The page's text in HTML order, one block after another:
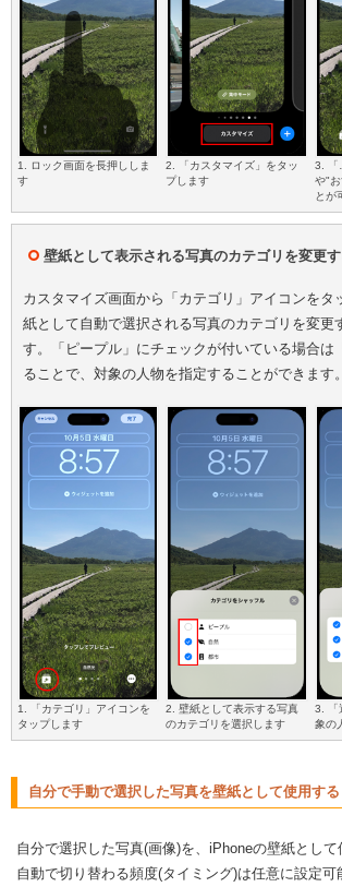
1. ロック画面を長押ししま
す
2. 「カスタマイズ」をタッ
プします
3. 「
や"お
とが
壁紙として表示される写真のカテゴリを変更
カスタマイズ画面から「カテゴリ」アイコンをタ
紙として自動で選択される写真のカテゴリを変更
す。「ピープル」にチェックが付いている場合は
ることで、対象の人物を指定することができます。
1. 「カテゴリ」アイコンを
タップします
2. 壁紙として表示する写真
のカテゴリを選択します
3. 「
象の
自分で手動で選択した写真を壁紙として使用する
自分で選択した写真(画像)を、iPhoneの壁紙とし
自動で切り替わる頻度(タイミング)は任意に設定可